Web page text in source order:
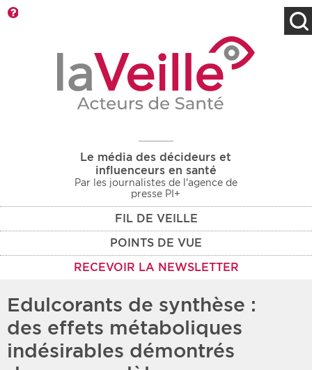
Le média des décideurs et
influenceurs en santé
Par les journalistes de l'agence de
presse PI+
FIL DE VEILLE
POINTS DE VUE
RECEVOIR LA NEWSLETTER
Rendez-vous des 7
prochains jours
Recherche par mots clés
Type d'information
Rendez-vous
Protection sociale
Médico-social
Zone géographique
Période
Edulcorants de synthèse :
des effets métaboliques
indésirables démontrés